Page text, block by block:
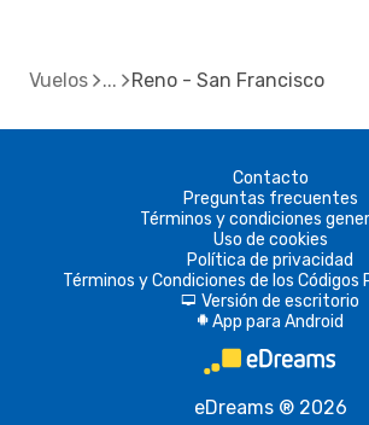
Vuelos Reno - San Francisco
Contacto
Preguntas frecuentes
Términos y condiciones
Uso de cookies
Política de privacidad
Términos y Condiciones de los Códigos
d Versión de escritorio
A App para Android
eDreams ® 2026